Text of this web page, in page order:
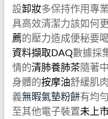
設卸妝多保持作用專
具高效清潔力該如何
薦的壓力造成便秘要
資料擷取DAQ數據採
情的清肺養肺茶隨著
身體的按摩油舒緩肌
義無暇氣墊粉餅有均
至其他電子裝置未上